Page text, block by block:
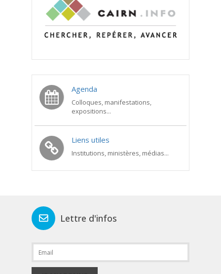
Agenda
Colloques, manifestations,
expositions...
Liens utiles
Institutions, ministères, médias...
Lettre d'infos